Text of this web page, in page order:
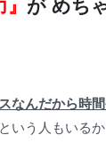
が めち
なんだから時
いう人もいるか